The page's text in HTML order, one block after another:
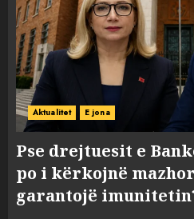
Aktualitet E jona
Pse drejtuesit e
po i kërkojnë
garantojë